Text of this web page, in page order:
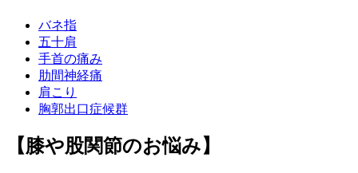
バネ指
五十肩
手首の痛み
肋間神経痛
肩こり
胸郭出口症候群
【膝や股関節のお悩み】